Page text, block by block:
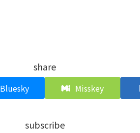
share
Bluesky Misskey
subscribe